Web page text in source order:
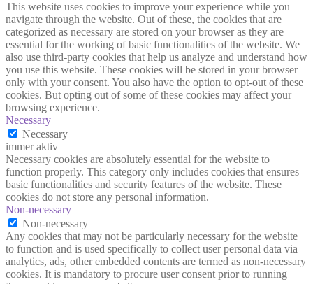
This website uses cookies to improve your experience while you
navigate through the website. Out of these, the cookies that are
categorized as necessary are stored on your browser as they are
essential for the working of basic functionalities of the website. We
also use third-party cookies that help us analyze and understand how
you use this website. These cookies will be stored in your browser
only with your consent. You also have the option to opt-out of these
cookies. But opting out of some of these cookies may affect your
browsing experience.
Necessary
Necessary
immer aktiv
Necessary cookies are absolutely essential for the website to
function properly. This category only includes cookies that ensures
basic functionalities and security features of the website. These
cookies do not store any personal information.
Non-necessary
Non-necessary
Any cookies that may not be particularly necessary for the website
to function and is used specifically to collect user personal data via
analytics, ads, other embedded contents are termed as non-necessary
cookies. It is mandatory to procure user consent prior to running